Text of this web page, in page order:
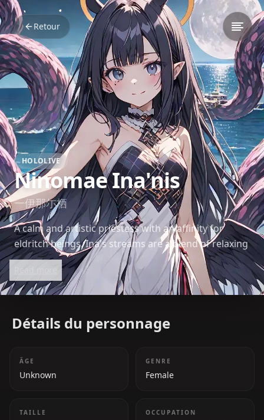
Retour
HOLOLIVE
Ninomae Ina'nis
一伊那尓栖
A calm and artistic priestess with an affinity for
eldritch beings. Ina's streams are a blend of relaxing
drawing sessions and engaging gameplay, often
filled with her signature witty humor. She values her
fans, the 'Takodachis,' and often refers to her
Read more
Détails du personnage
ÂGE
Unknown
GENRE
Female
TAILLE OCCUPATION